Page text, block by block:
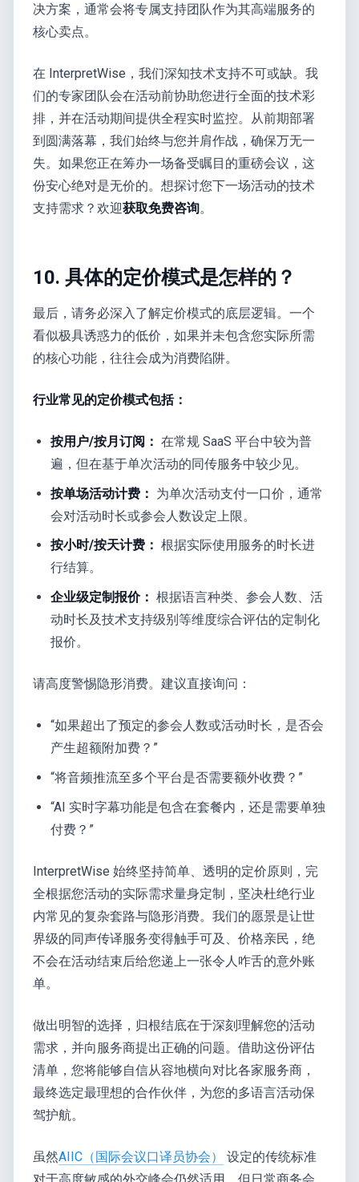
决方案，通常会将专属支持团队作为其高端服务的
核心卖点。
在 InterpretWise，我们深知技术支持不可或缺。我
们的专家团队会在活动前协助您进行全面的技术彩
排，并在活动期间提供全程实时监控。从前期部署
到圆满落幕，我们始终与您并肩作战，确保万无一
失。如果您正在筹办一场备受瞩目的重磅会议，这
份安心绝对是无价的。想探讨您下一场活动的技术
支持需求？欢迎获取免费咨询。
10. 具体的定价模式是怎样的？
最后，请务必深入了解定价模式的底层逻辑。一个
看似极具诱惑力的低价，如果并未包含您实际所需
的核心功能，往往会成为消费陷阱。
行业常见的定价模式包括：
按用户/按月订阅： 在常规 SaaS 平台中较为普
遍，但在基于单次活动的同传服务中较少见。
按单场活动计费： 为单次活动支付一口价，通常
会对活动时长或参会人数设定上限。
按小时/按天计费： 根据实际使用服务的时长进
行结算。
企业级定制报价： 根据语言种类、参会人数、活
动时长及技术支持级别等维度综合评估的定制化
报价。
请高度警惕隐形消费。建议直接询问：
“如果超出了预定的参会人数或活动时长，是否会
产生超额附加费？”
“将音频推流至多个平台是否需要额外收费？”
“AI 实时字幕功能是包含在套餐内，还是需要单独
付费？”
InterpretWise 始终坚持简单、透明的定价原则，完
全根据您活动的实际需求量身定制，坚决杜绝行业
内常见的复杂套路与隐形消费。我们的愿景是让世
界级的同声传译服务变得触手可及、价格亲民，绝
不会在活动结束后给您递上一张令人咋舌的意外账
单。
做出明智的选择，归根结底在于深刻理解您的活动
需求，并向服务商提出正确的问题。借助这份评估
清单，您将能够自信从容地横向对比各家服务商，
最终选定最理想的合作伙伴，为您的多语言活动保
驾护航。
虽然AIIC（国际会议口译员协会）
设定的传统标准